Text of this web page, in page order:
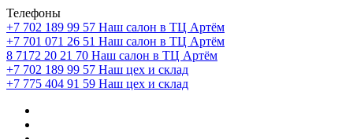
Телефоны
+7 702 189 99 57 Наш салон в ТЦ Артём
+7 701 071 26 51 Наш салон в ТЦ Артём
8 7172 20 21 70 Наш салон в ТЦ Артём
+7 702 189 99 57 Наш цех и склад
+7 775 404 91 59 Наш цех и склад